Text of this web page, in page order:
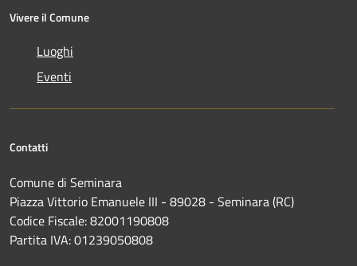
Vivere il Comune
Luoghi
Eventi
Contatti
Comune di Seminara
Piazza Vittorio Emanuele III - 89028 - Seminara (RC)
Codice Fiscale: 82001190808
Partita IVA: 01239050808